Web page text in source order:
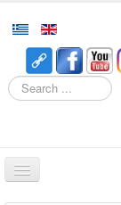
Search